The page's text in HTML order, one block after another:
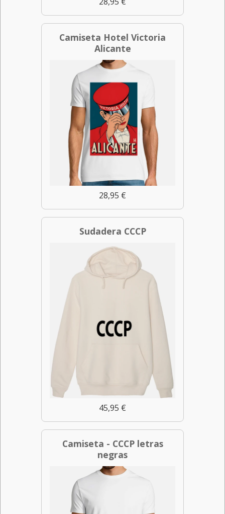
Camiseta Hotel Victoria
Alicante
28,95 €
Sudadera CCCP
45,95 €
Camiseta - CCCP letras
negras